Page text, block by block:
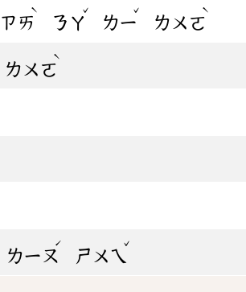
ㄗㄞ
ˋ
ㄋㄚ
ˇ
ㄌㄧ
ˇ
ㄌㄨㄛ
ˋ
ㄌㄨㄛ
ˋ
ㄌㄧㄡ
ˊ
ㄕㄨㄟ
ˇ